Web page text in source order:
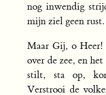
nog inwendig
mijn ziel geen rust.
Maar Gij, o Heer!
over de zee, en
stilt, sta op,
Verstrooi de